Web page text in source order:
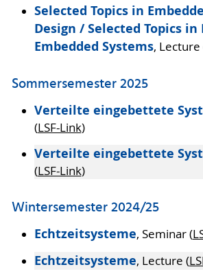
Selected Topics in
Design / Selected Topics in
Embedded Systems, Lecture
Sommersemester 2025
Verteilte eingebettete
(LSF-Link)
Verteilte eingebettete
(LSF-Link)
Wintersemester 2024/25
Echtzeitsysteme, Seminar (
Echtzeitsysteme, Lecture (